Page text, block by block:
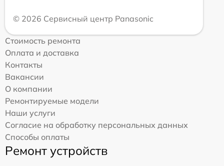
© 2026 Сервисный центр Panasonic
Стоимость ремонта
Оплата и доставка
Контакты
Вакансии
О компании
Ремонтируемые модели
Наши услуги
Согласие на обработку персональных данных
Способы оплаты
Ремонт устройств